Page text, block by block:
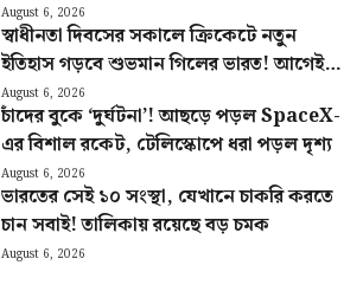
August 6, 2026
স্বাধীনতা দিবসের সকালে ক্রিকেটে নতুন
ইতিহাস গড়বে শুভমান গিলের ভারত! আগেই
হুঙ্কার ছাড়লেন গম্ভীর
August 6, 2026
চাঁদের বুকে ‘দুর্ঘটনা’! আছড়ে পড়ল SpaceX-
এর বিশাল রকেট, টেলিস্কোপে ধরা পড়ল দৃশ্য
August 6, 2026
ভারতের সেই ১০ সংস্থা, যেখানে চাকরি করতে
চান সবাই! তালিকায় রয়েছে বড় চমক
August 6, 2026